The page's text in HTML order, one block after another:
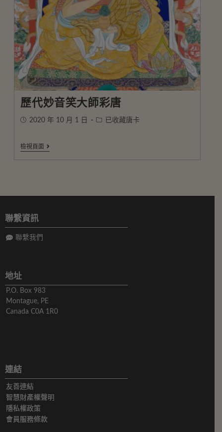
歷代妙音笑大師彩唐
2020 年 10 月 1 日 已收藏唐卡
檢視頁面
聯繫資訊
聯繫我們
地址
P.O. Box 983
Montague, PE
Canada C0A 1R0
連結
友善連結
智慧財產權聲明
隱私權政策
會員服務條款